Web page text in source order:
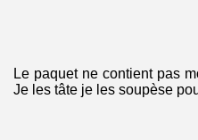
Le paquet ne contient pas
Je les tâte je les soupèse